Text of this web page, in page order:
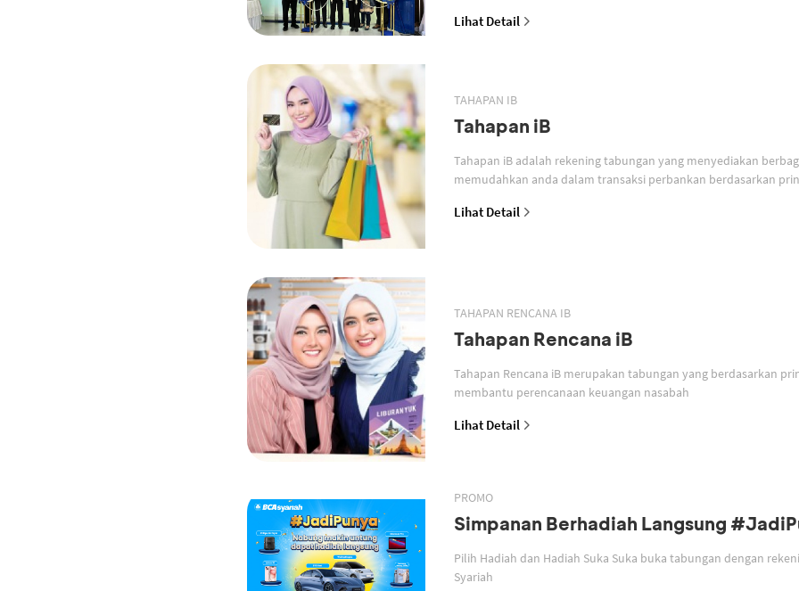
Lihat Detail
TAHAPAN IB
Tahapan iB
Tahapan iB adalah rekening tabungan yang menyediakan
memudahkan anda dalam transaksi perbankan berdasarkan
Lihat Detail
TAHAPAN RENCANA IB
Tahapan Rencana iB
Tahapan Rencana iB merupakan tabungan yang berdasarkan
membantu perencanaan keuangan nasabah
Lihat Detail
PROMO
Simpanan Berhadiah Langsung
Pilih Hadiah dan Hadiah Suka Suka buka tabungan dengan
Syariah